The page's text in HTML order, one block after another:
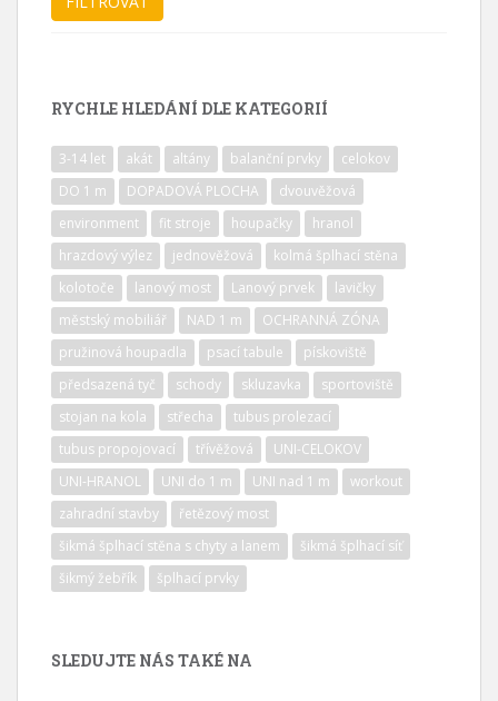
RYCHLE HLEDÁNÍ DLE KATEGORIÍ
3-14 let akát altány balanční prvky
celokov
DO 1 m
DOPADOVÁ PLOCHA
dvouvěžová
environment
fit stroje houpačky
hranol
hrazdový výlez
jednověžová
kolmá šplhací stěna
kolotoče
lanový most Lanový prvek
lavičky
městský mobiliář
NAD 1 m
OCHRANNÁ ZÓNA
pružinová houpadla
psací tabule
pískoviště
předsazená tyč
schody skluzavka
sportoviště
stojan na kola
střecha
tubus prolezací
tubus propojovací
třívěžová
UNI-CELOKOV
UNI-HRANOL
UNI do 1 m UNI nad 1 m
workout
zahradní stavby
řetězový most
šikmá šplhací stěna s chyty a lanem
šikmá šplhací síť
šikmý žebřík
šplhací prvky
SLEDUJTE NÁS TAKÉ NA